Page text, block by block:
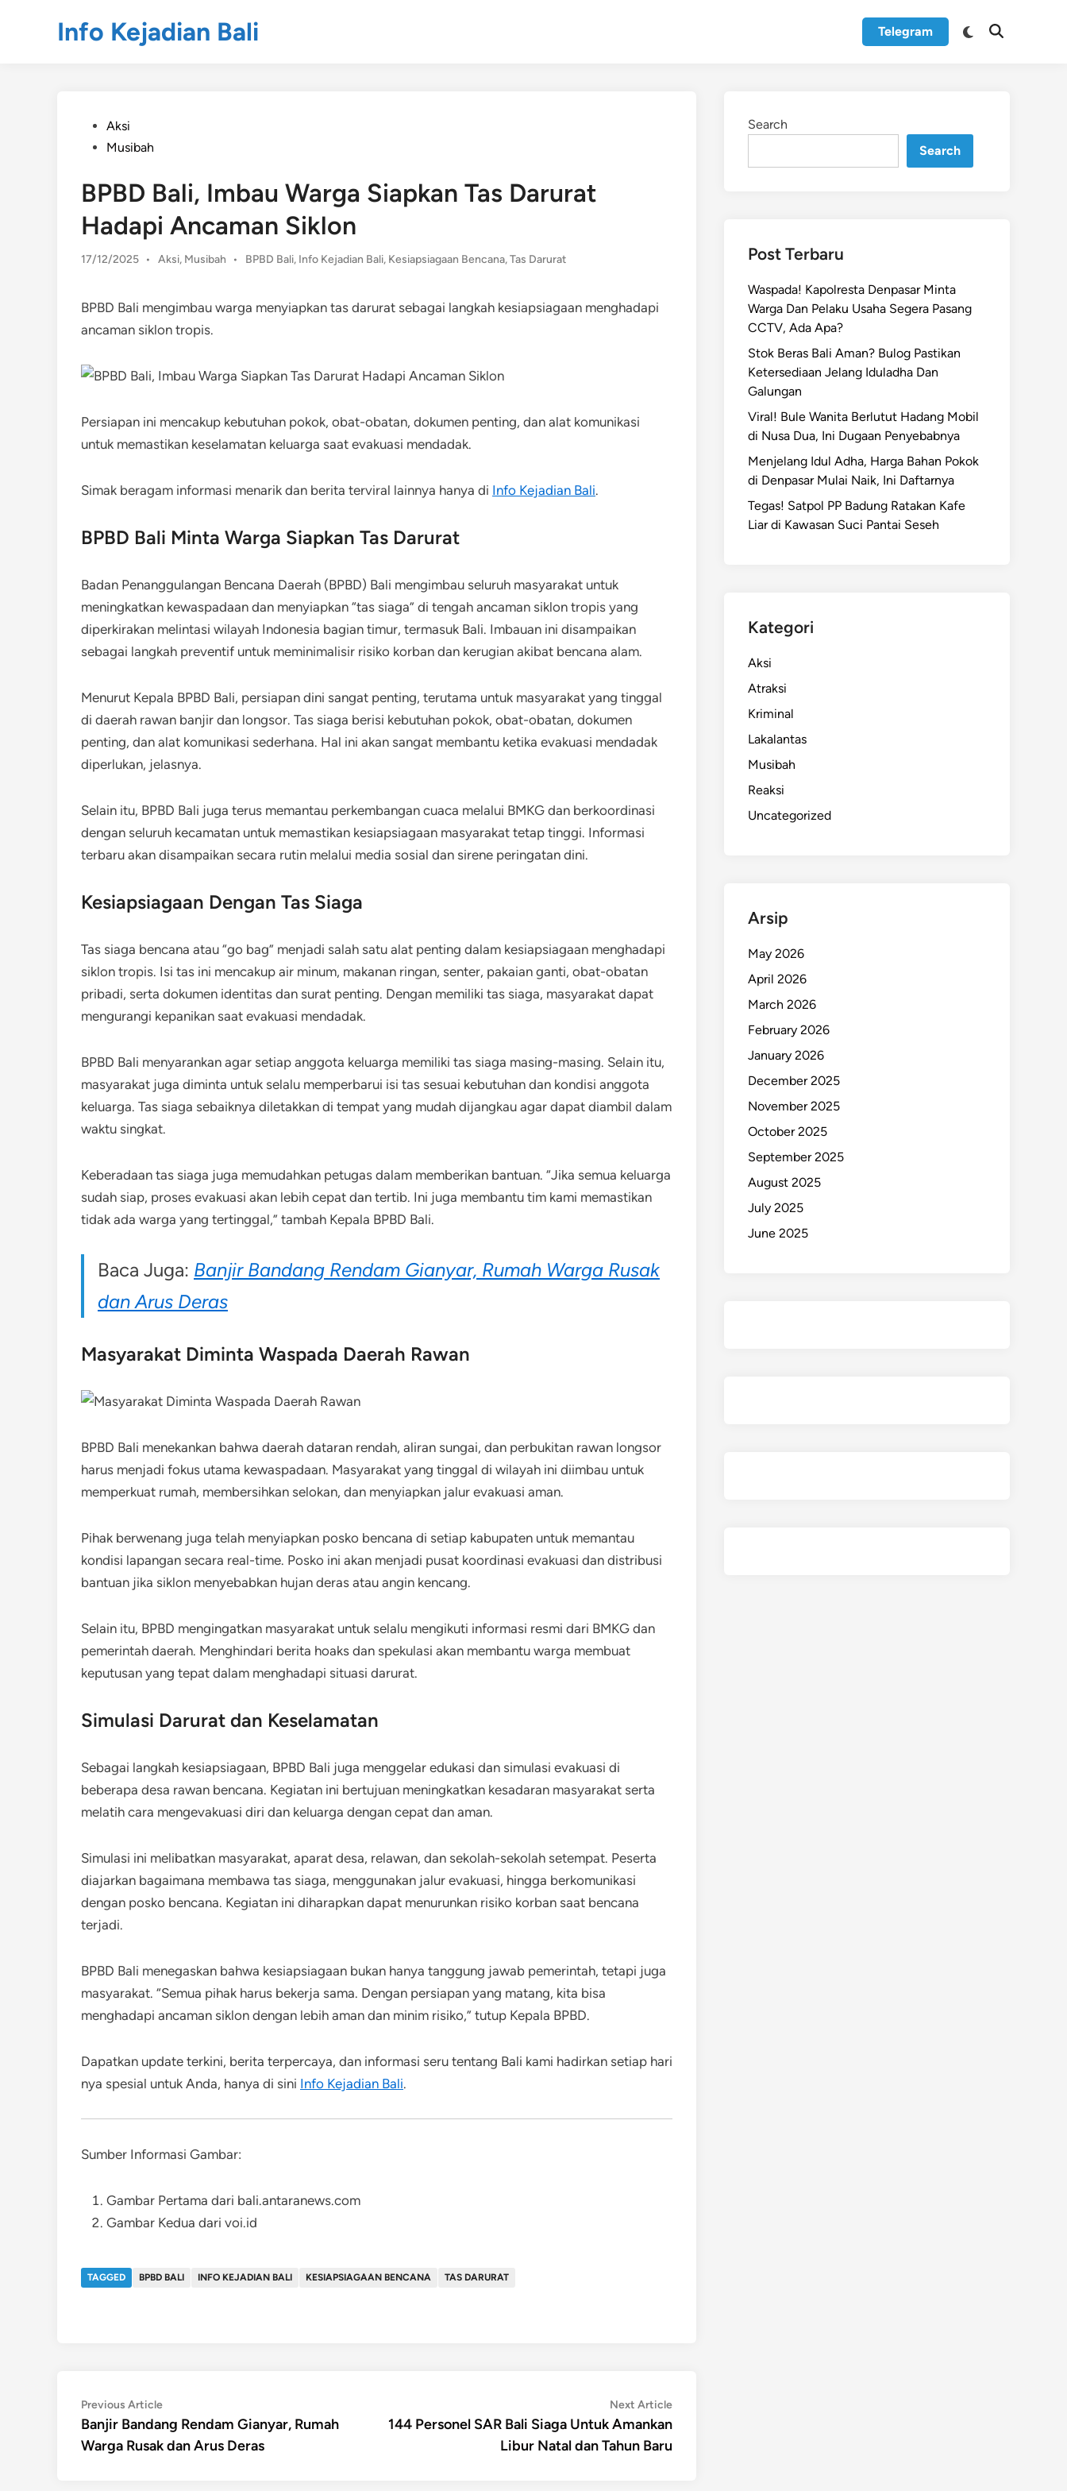
Info Kejadian Bali Telegram
Switch
Open
PostedAksi
Musibah
BPBD Bali, Imbau Warga Siapkan Tas Darurat
Hadapi Ancaman Siklon
17/12/2025 •
Posted
Aksi, Musibah • BPBD Bali, Info Kejadian Bali, Kesiapsiagaan Bencana,Tas Darurat
BPBD Bali mengimbau warga menyiapkan tas darurat sebagai langkah kesiapsiagaan menghadapi
ancaman siklon tropis.
Persiapan ini mencakup kebutuhan pokok, obat-obatan, dokumen penting, dan alat komunikasi
untuk memastikan keselamatan keluarga saat evakuasi mendadak.
Simak beragam informasi menarik dan berita terviral lainnya hanya di Info Kejadian Bali.
BPBD Bali Minta Warga Siapkan Tas Darurat
Badan Penanggulangan Bencana Daerah (BPBD) Bali mengimbau seluruh masyarakat untuk
meningkatkan kewaspadaan dan menyiapkan “tas siaga” di tengah ancaman siklon tropis yang
diperkirakan melintasi wilayah Indonesia bagian timur, termasuk Bali. Imbauan ini disampaikan
sebagai langkah preventif untuk meminimalisir risiko korban dan kerugian akibat bencana alam.
Menurut Kepala BPBD Bali, persiapan dini sangat penting, terutama untuk masyarakat yang tinggal
di daerah rawan banjir dan longsor. Tas siaga berisi kebutuhan pokok, obat-obatan, dokumen
penting, dan alat komunikasi sederhana. Hal ini akan sangat membantu ketika evakuasi mendadak
diperlukan, jelasnya.
Selain itu, BPBD Bali juga terus memantau perkembangan cuaca melalui BMKG dan berkoordinasi
dengan seluruh kecamatan untuk memastikan kesiapsiagaan masyarakat tetap tinggi. Informasi
terbaru akan disampaikan secara rutin melalui media sosial dan sirene peringatan dini.
Kesiapsiagaan Dengan Tas Siaga
Tas siaga bencana atau “go bag” menjadi salah satu alat penting dalam kesiapsiagaan menghadapi
siklon tropis. Isi tas ini mencakup air minum, makanan ringan, senter, pakaian ganti, obat-obatan
pribadi, serta dokumen identitas dan surat penting. Dengan memiliki tas siaga, masyarakat dapat
mengurangi kepanikan saat evakuasi mendadak.
BPBD Bali menyarankan agar setiap anggota keluarga memiliki tas siaga masing-masing. Selain itu,
masyarakat juga diminta untuk selalu memperbarui isi tas sesuai kebutuhan dan kondisi anggota
keluarga. Tas siaga sebaiknya diletakkan di tempat yang mudah dijangkau agar dapat diambil dalam
waktu singkat.
Keberadaan tas siaga juga memudahkan petugas dalam memberikan bantuan. “Jika semua keluarga
sudah siap, proses evakuasi akan lebih cepat dan tertib. Ini juga membantu tim kami memastikan
tidak ada warga yang tertinggal,” tambah Kepala BPBD Bali.
Baca Juga: Banjir Bandang Rendam Gianyar, Rumah Warga Rusak
dan Arus Deras
Masyarakat Diminta Waspada Daerah Rawan
BPBD Bali menekankan bahwa daerah dataran rendah, aliran sungai, dan perbukitan rawan longsor
harus menjadi fokus utama kewaspadaan. Masyarakat yang tinggal di wilayah ini diimbau untuk
memperkuat rumah, membersihkan selokan, dan menyiapkan jalur evakuasi aman.
Pihak berwenang juga telah menyiapkan posko bencana di setiap kabupaten untuk memantau
kondisi lapangan secara real-time. Posko ini akan menjadi pusat koordinasi evakuasi dan distribusi
bantuan jika siklon menyebabkan hujan deras atau angin kencang.
Selain itu, BPBD mengingatkan masyarakat untuk selalu mengikuti informasi resmi dari BMKG dan
pemerintah daerah. Menghindari berita hoaks dan spekulasi akan membantu warga membuat
keputusan yang tepat dalam menghadapi situasi darurat.
Simulasi Darurat dan Keselamatan
Sebagai langkah kesiapsiagaan, BPBD Bali juga menggelar edukasi dan simulasi evakuasi di
beberapa desa rawan bencana. Kegiatan ini bertujuan meningkatkan kesadaran masyarakat serta
melatih cara mengevakuasi diri dan keluarga dengan cepat dan aman.
Simulasi ini melibatkan masyarakat, aparat desa, relawan, dan sekolah-sekolah setempat. Peserta
diajarkan bagaimana membawa tas siaga, menggunakan jalur evakuasi, hingga berkomunikasi
dengan posko bencana. Kegiatan ini diharapkan dapat menurunkan risiko korban saat bencana
terjadi.
BPBD Bali menegaskan bahwa kesiapsiagaan bukan hanya tanggung jawab pemerintah, tetapi juga
masyarakat. “Semua pihak harus bekerja sama. Dengan persiapan yang matang, kita bisa
menghadapi ancaman siklon dengan lebih aman dan minim risiko,” tutup Kepala BPBD.
Dapatkan update terkini, berita terpercaya, dan informasi seru tentang Bali kami hadirkan setiap hari
nya spesial untuk Anda, hanya di sini Info Kejadian Bali.
Sumber Informasi Gambar:
Gambar Pertama dari bali.antaranews.com
Gambar Kedua dari voi.id
TAGGED BPBD BALI INFO KEJADIAN BALI KESIAPSIAGAAN BENCANA TAS DARURAT
Post
navigation
Previous ArticlePrevious
article:
Banjir Bandang Rendam Gianyar, Rumah
Warga Rusak dan Arus Deras
Next ArticleNext
article:
144 Personel SAR Bali Siaga Untuk Amankan
Libur Natal dan Tahun Baru
Search
Search
Post Terbaru
Waspada! Kapolresta Denpasar Minta
Warga Dan Pelaku Usaha Segera Pasang
CCTV, Ada Apa?
Stok Beras Bali Aman? Bulog Pastikan
Ketersediaan Jelang Iduladha Dan
Galungan
Viral! Bule Wanita Berlutut Hadang Mobil
di Nusa Dua, Ini Dugaan Penyebabnya
Menjelang Idul Adha, Harga Bahan Pokok
di Denpasar Mulai Naik, Ini Daftarnya
Tegas! Satpol PP Badung Ratakan Kafe
Liar di Kawasan Suci Pantai Seseh
Kategori
Aksi
Atraksi
Kriminal
Lakalantas
Musibah
Reaksi
Uncategorized
Arsip
May 2026
April 2026
March 2026
February 2026
January 2026
December 2025
November 2025
October 2025
September 2025
August 2025
July 2025
June 2025